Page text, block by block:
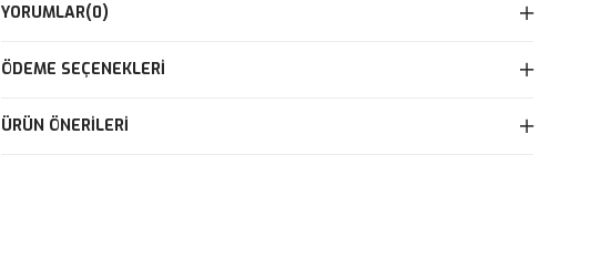
YORUMLAR(0)
ÖDEME SEÇENEKLERI
ÜRÜN ÖNERILERI